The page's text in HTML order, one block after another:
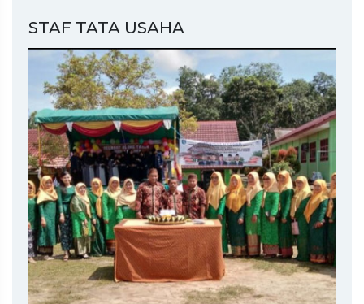
STAF TATA USAHA